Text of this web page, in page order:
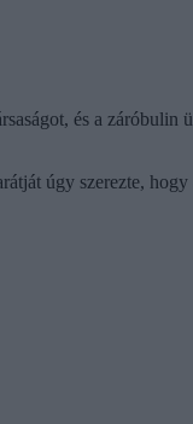
és a
úgy szerezte,